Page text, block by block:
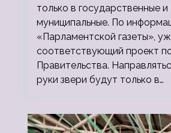
только в государственные и
муниципальные. По
«Парламентской газеты»,
соответствующий проект
Правительства.
руки звери будут только в…